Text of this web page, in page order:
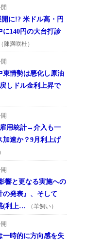
に!? 米ドル高・円
に140円の大台打診
（陳満咲杜）
東情勢は悪化し原油
しドル金利上昇で
雇用統計→介入も一
加速か？9月利上げ
響と更なる実施への
の発表』、そして
(利上…
（羊飼い）
一時的に方向感を失